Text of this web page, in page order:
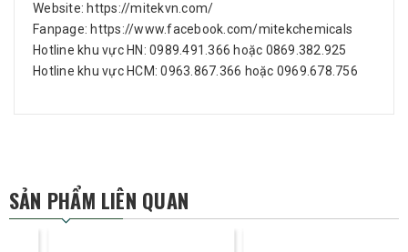
Website: https://mitekvn.com/
Fanpage: https://www.facebook.com/mitekchemicals
Hotline khu vực HN: 0989.491.366 hoặc 0869.382.925
Hotline khu vực HCM: 0963.867.366 hoặc 0969.678.756
SẢN PHẨM LIÊN QUAN